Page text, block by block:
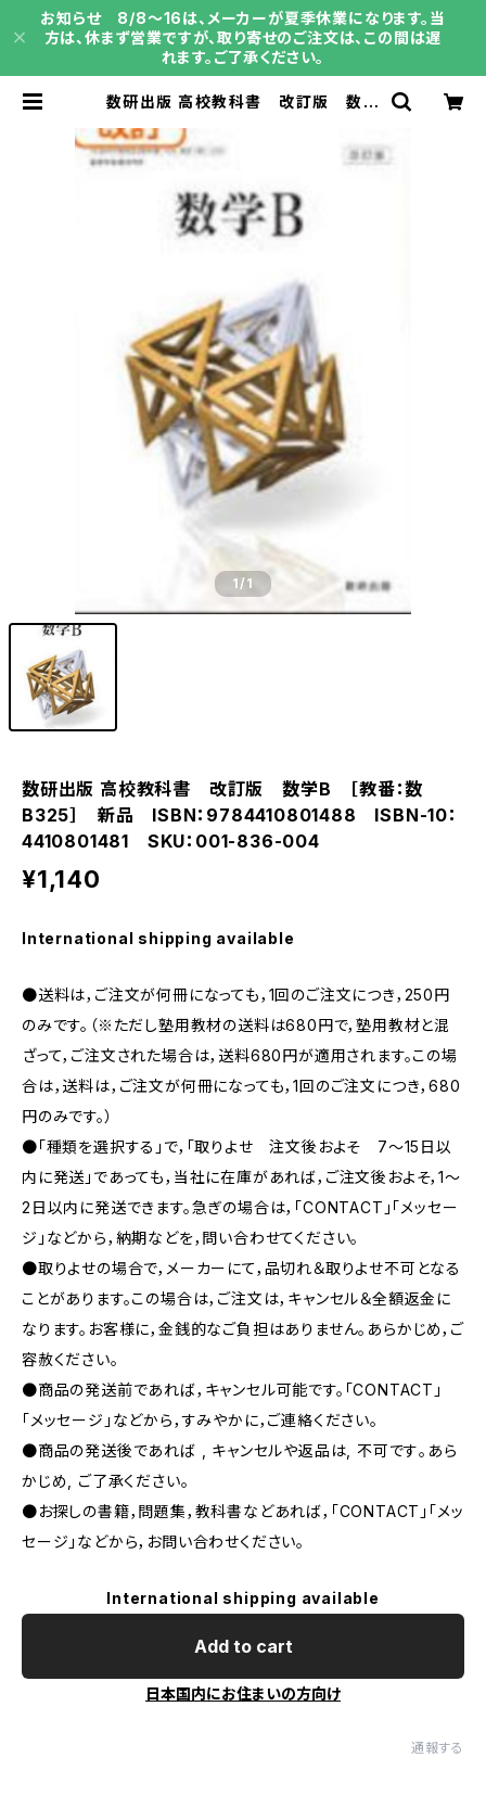
お知らせ 8/8～16は、メーカーが夏季休業になります。当
方は、休まず営業ですが、取り寄せのご注文は、この間は遅
れます。ご了承ください。
数研出版 高校教科書 改訂版 数学
9784410801488 ISBN-10：44
10801481 SKU：001-836-004
| 育之書店（いくのしょてん）
1/1
数研出版 高校教科書 改訂版 数学B ［教番：数
B325］ 新品 ISBN：9784410801488 ISBN-10：
4410801481 SKU：001-836-004
¥1,140
International shipping available
●送料は，ご注文が何冊になっても，1回のご注文につき，250円
のみです。（※ただし塾用教材の送料は680円で，塾用教材と混
ざって，ご注文された場合は，送料680円が適用されます。この場
合は，送料は，ご注文が何冊になっても，1回のご注文につき，680
円のみです。）
●「種類を選択する」で，「取りよせ 注文後およそ 7〜15日以
内に発送」であっても，当社に在庫があれば，ご注文後およそ，1〜
2日以内に発送できます。急ぎの場合は，「CONTACT」「メッセー
ジ」などから，納期などを，問い合わせてください。
●取りよせの場合で，メーカーにて，品切れ＆取りよせ不可となる
ことがあります。この場合は，ご注文は，キャンセル＆全額返金に
なります。お客様に，金銭的なご負担はありません。あらかじめ，ご
容赦ください。
●商品の発送前であれば，キャンセル可能です。「CONTACT」
「メッセージ」などから，すみやかに，ご連絡ください。
●商品の発送後であれば , キャンセルや返品は, 不可です｡あら
かじめ, ご了承ください｡
●お探しの書籍，問題集，教科書などあれば，「CONTACT」「メッ
セージ」などから，お問い合わせください。
International shipping available
Add to cart
日本国内にお住まいの方向け
通報する